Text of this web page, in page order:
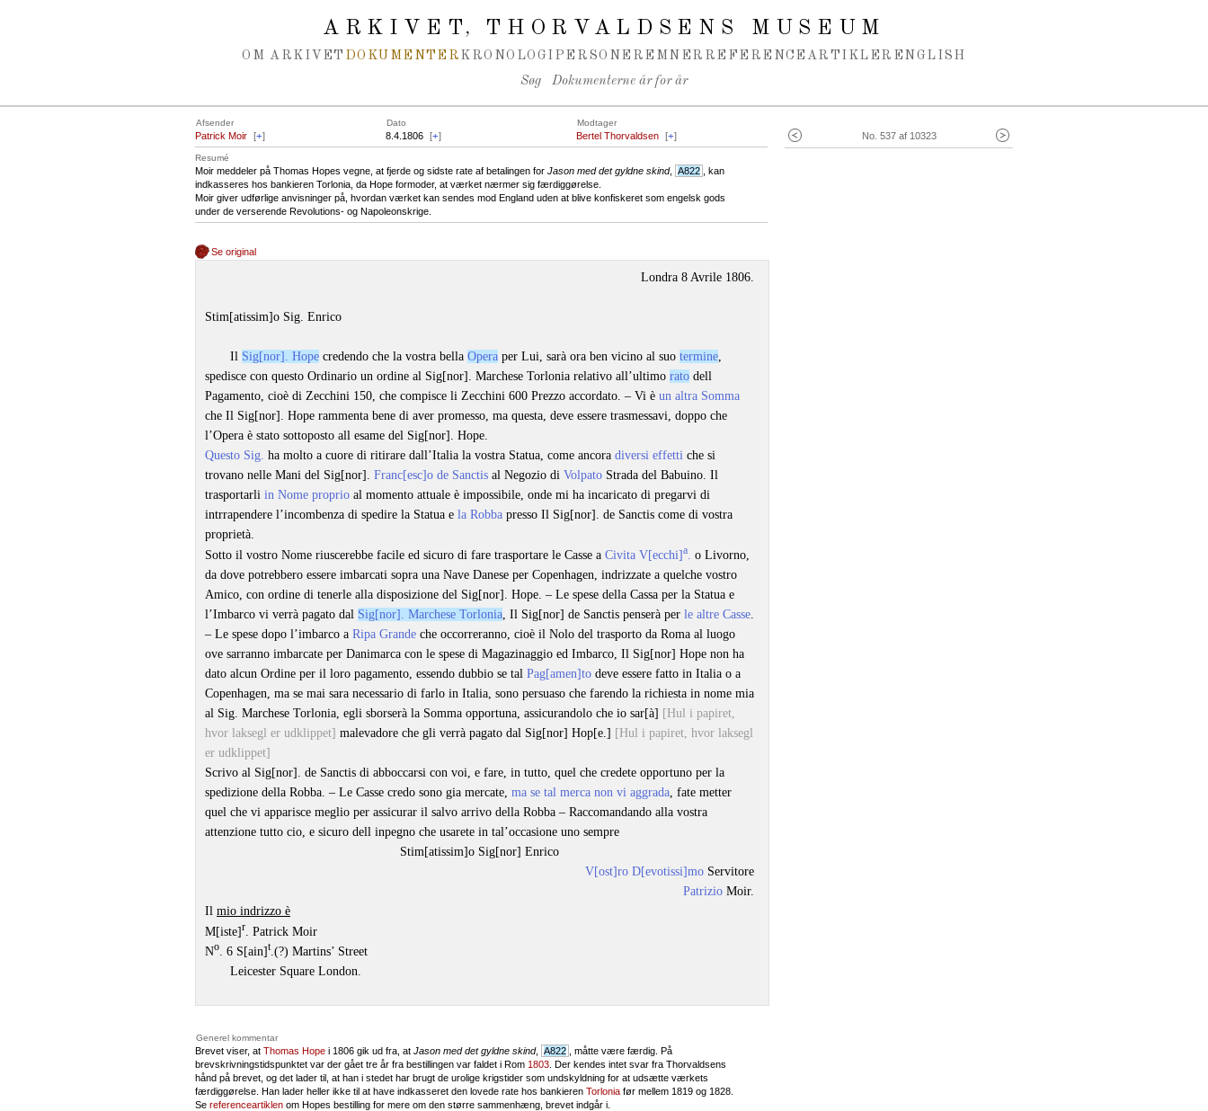
ARKIVET, THORVALDSENS MUSEUM
OM ARKIVET DOKUMENTER KRONOLOGI PERSONER EMNER REFERENCEARTIKLER ENGLISH
Søg Dokumenterne år for år
No. 537 af 10323
Afsender Dato Modtager
Patrick Moir [+] 8.4.1806 [+] Bertel Thorvaldsen [+]
Resumé
Moir meddeler på Thomas Hopes vegne, at fjerde og sidste rate af betalingen for Jason med det gyldne skind, A822
, kan
indkasseres hos bankieren Torlonia, da Hope formoder, at værket nærmer sig færdiggørelse.
Moir giver udførlige anvisninger på, hvordan værket kan sendes mod England uden at blive konfiskeret som engelsk gods
under de verserende Revolutions- og Napoleonskrige.
Se original
Londra 8 Avrile 1806.
Stim[atissim]o Sig. Enrico
Il Sig[nor]. Hope credendo che la vostra bella Opera per Lui, sarà ora ben vicino al suo termine,
spedisce con questo Ordinario un ordine al Sig[nor]. Marchese Torlonia relativo all’ultimo rato dell
Pagamento, cioè di Zecchini 150, che compisce li Zecchini 600 Prezzo accordato. – Vi è un altra Somma
che Il Sig[nor]. Hope rammenta bene di aver promesso, ma questa, deve essere trasmessavi, doppo che
l’Opera è stato sottoposto all esame del Sig[nor]. Hope.
Questo Sig. ha molto a cuore di ritirare dall’Italia la vostra Statua, come ancora diversi effetti che si
trovano nelle Mani del Sig[nor]. Franc[esc]o de Sanctis al Negozio di Volpato Strada del Babuino. Il
trasportarli in Nome proprio al momento attuale è impossibile, onde mi ha incaricato di pregarvi di
intrrapendere l’incombenza di spedire la Statua e la Robba presso Il Sig[nor]. de Sanctis come di vostra
proprietà.
Sotto il vostro Nome riuscerebbe facile ed sicuro di fare trasportare le Casse a Civita V[ecchi]a o Livorno,
da dove potrebbero essere imbarcati sopra una Nave Danese per Copenhagen, indrizzate a quelche vostro
Amico, con ordine di tenerle alla disposizione del Sig[nor]. Hope. – Le spese della Cassa per la Statua e
l’Imbarco vi verrà pagato dal Sig[nor]. Marchese Torlonia , Il Sig[nor] de Sanctis penserà per le altre Casse
– Le spese dopo l’imbarco a Ripa Grande che occorreranno, cioè il Nolo del trasporto da Roma al luogo
ove sarranno imbarcate per Danimarca con le spese di Magazinaggio ed Imbarco, Il Sig[nor] Hope non ha
dato alcun Ordine per il loro pagamento, essendo dubbio se tal Pag[amen]to deve essere fatto in Italia o a
Copenhagen, ma se mai sara necessario di farlo in Italia, sono persuaso che farendo la richiesta in nome mia
al Sig. Marchese Torlonia, egli sborserà la Somma opportuna, assicurandolo che io sar[à] [Hul i papiret,
hvor laksegl er udklippet] malevadore che gli verrà pagato dal Sig[nor] Hop[e.] [Hul i papiret, hvor laksegl
er udklippet]
Scrivo al Sig[nor]. de Sanctis di abboccarsi con voi, e fare, in tutto, quel che credete opportuno per la
spedizione della Robba. – Le Casse credo sono gia mercate, ma se tal merca non vi aggrada , fate metter
quel che vi apparisce meglio per assicurar il salvo arrivo della Robba – Raccomandando alla vostra
attenzione tutto cio, e sicuro dell inpegno che usarete in tal’occasione uno sempre
Stim[atissim]o Sig[nor] Enrico
V[ost]ro D[evotissi]mo Servitore
Patrizio Moir.
Il mio indrizzo è
M[iste]r . Patrick Moir
No . 6 S[ain]t.(?) Martins’ Street
Leicester Square London.
Generel kommentar
Brevet viser, at Thomas Hope i 1806 gik ud fra, at Jason med det gyldne skind, A822
, måtte være færdig. På
brevskrivningstidspunktet var der gået tre år fra bestillingen var faldet i Rom 1803 . Der kendes intet svar fra Thorvaldsens
hånd på brevet, og det lader til, at han i stedet har brugt de urolige krigstider som undskyldning for at udsætte værkets
færdiggørelse. Han lader heller ikke til at have indkasseret den lovede rate hos bankieren Torlonia før mellem 1819 og 1828.
Se referenceartiklen om Hopes bestilling for mere om den større sammenhæng, brevet indgår i.